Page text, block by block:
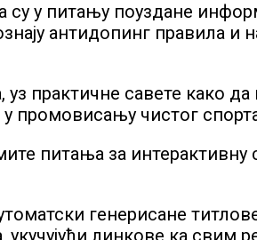
су у питању поуздане
антидопинг правила и
практичне савете како да
промовисању чистог
питања за интерактивну
генерисане